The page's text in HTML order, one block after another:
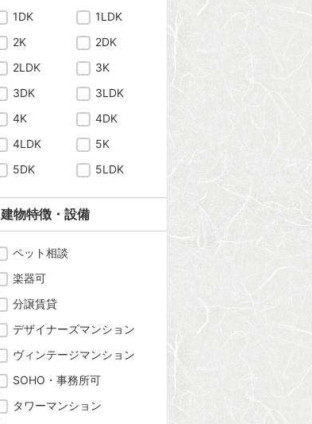
1DK
1LDK
2K
2DK
2LDK
3K
3DK
3LDK
4K
4DK
4LDK
5K
5DK
5LDK
建物特徴・設備
ペット相談
楽器可
分譲賃貸
デザイナーズマンション
ヴィンテージマンション
SOHO・事務所可
タワーマンション